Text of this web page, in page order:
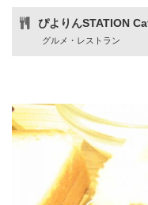
ぴよりんSTATION
グルメ・レストラン